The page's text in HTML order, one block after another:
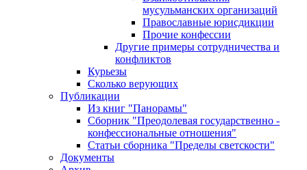
мусульманских организаций
Православные юрисдикции
Прочие конфессии
Другие примеры сотрудничества и
конфликтов
Курьезы
Сколько верующих
Публикации
Из книг "Панорамы"
Сборник "Преодолевая государственно -
конфессиональные отношения"
Статьи сборника "Пределы светскости"
Документы